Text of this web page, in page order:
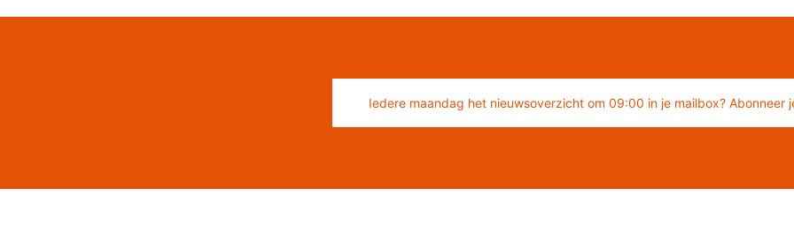
Iedere maandag het nieuwsoverzicht om 09:00 in je mailbox? Abonneer